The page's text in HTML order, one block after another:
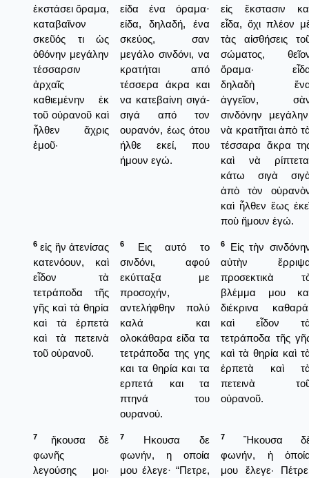
ἐκστάσει ὅραμα,
καταβαῖνον
σκεῦός τι ὡς
ὀθόνην μεγάλην
τέσσαρσιν
ἀρχαῖς
καθιεμένην ἐκ
τοῦ οὐρανοῦ καὶ
ἦλθεν ἄχρις
ἐμοῦ·
είδα ένα όραμα·
είδα, δηλαδή, ένα
σκεύος, σαν
μεγάλο σινδόνι, να
κρατήται από
τέσσερα άκρα και
να κατεβαίνη σιγά-
σιγά από τον
ουρανόν, έως ότου
ήλθε εκεί, που
ήμουν εγώ.
εἰς ἔκστασιν
εἶδα, ὅχι πλέον
τὰς αἰσθήσεις
σώματος,
ὅραμα·
δηλαδὴ
ἀγγεῖον,
σινδόνην
νὰ κρατῆται ἀπὸ
τέσσαρα ἄκρα
καὶ νὰ
κάτω σιγὰ
ἀπὸ τὸν
καὶ ἦλθεν ἕως
ποὺ ἤμουν ἐγώ.
6 εἰς ἣν ἀτενίσας
κατενόουν, καὶ
εἶδον τὰ
τετράποδα τῆς
γῆς καὶ τὰ θηρία
καὶ τὰ ἑρπετὰ
καὶ τὰ πετεινὰ
τοῦ οὐρανοῦ.
6
Εις αυτό το
σινδόνι, αφού
εκύτταξα με
προσοχήν,
αντελήφθην πολύ
καλά και
ολοκάθαρα είδα τα
τετράποδα της γης
και τα θηρία και τα
ερπετά και τα
πτηνά του
ουρανού.
6
Εἰς τὴν
αὐτὴν
προσεκτικὰ
βλέμμα μου
διέκρινα
καὶ εἶδον
τετράποδα τῆς
καὶ τὰ θηρία καὶ
ἑρπετὰ καὶ
πετεινὰ
οὐρανοῦ.
7
ἤκουσα δὲ
φωνῆς
λεγούσης μοι·
7
Ηκουσα δε
φωνήν, η οποία
μου έλεγε· “Πετρε,
7
Ἤκουσα
φωνήν, ἡ
μου ἔλεγε·